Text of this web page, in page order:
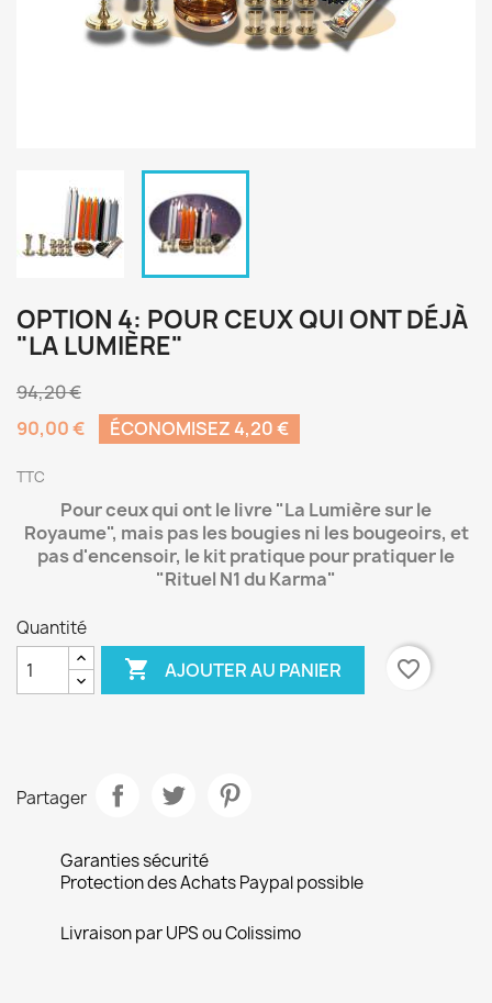
OPTION 4: POUR CEUX QUI ONT DÉJÀ
"LA LUMIÈRE"
94,20 €
90,00 €
ÉCONOMISEZ 4,20 €
TTC
Pour ceux qui ont le livre "La Lumière sur le
Royaume", mais pas les bougies ni les bougeoirs, et
pas d'encensoir, le kit pratique pour pratiquer le
"Rituel N1 du Karma"
Quantité
 AJOUTER AU PANIER favorite_border
Partager
Garanties sécurité
Protection des Achats Paypal possible
Livraison par UPS ou Colissimo